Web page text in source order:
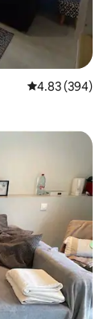
Calificación
4.83 (394)